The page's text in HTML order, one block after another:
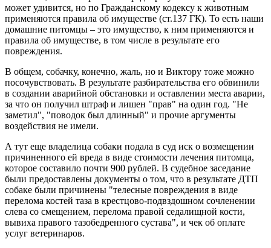
может удивится, но по Гражданскому кодексу к животным
применяются правила об имуществе (ст.137 ГК). То есть наши
домашние питомцы – это имущество, к ним применяются и
правила об имуществе, в том числе в результате его
повреждения.
В общем, собачку, конечно, жаль, но и Виктору тоже можно
посочувствовать. В результате разбирательства его обвинили
в создании аварийной обстановки и оставлении места аварии,
за что он получил штраф и лишен "прав" на один год. "Не
заметил", "поводок был длинный" и прочие аргументы
воздействия не имели.
А тут еще владелица собаки подала в суд иск о возмещении
причиненного ей вреда в виде стоимости лечения питомца,
которое составило почти 900 рублей. В судебное заседание
были предоставлены документы о том, что в результате ДТП
собаке были причинены "телесные повреждения в виде
перелома костей таза в крестцово-подвздошном сочленении
слева со смещением, перелома правой седалищной кости,
вывиха правого тазобедренного сустава", и чек об оплате
услуг ветеринаров.